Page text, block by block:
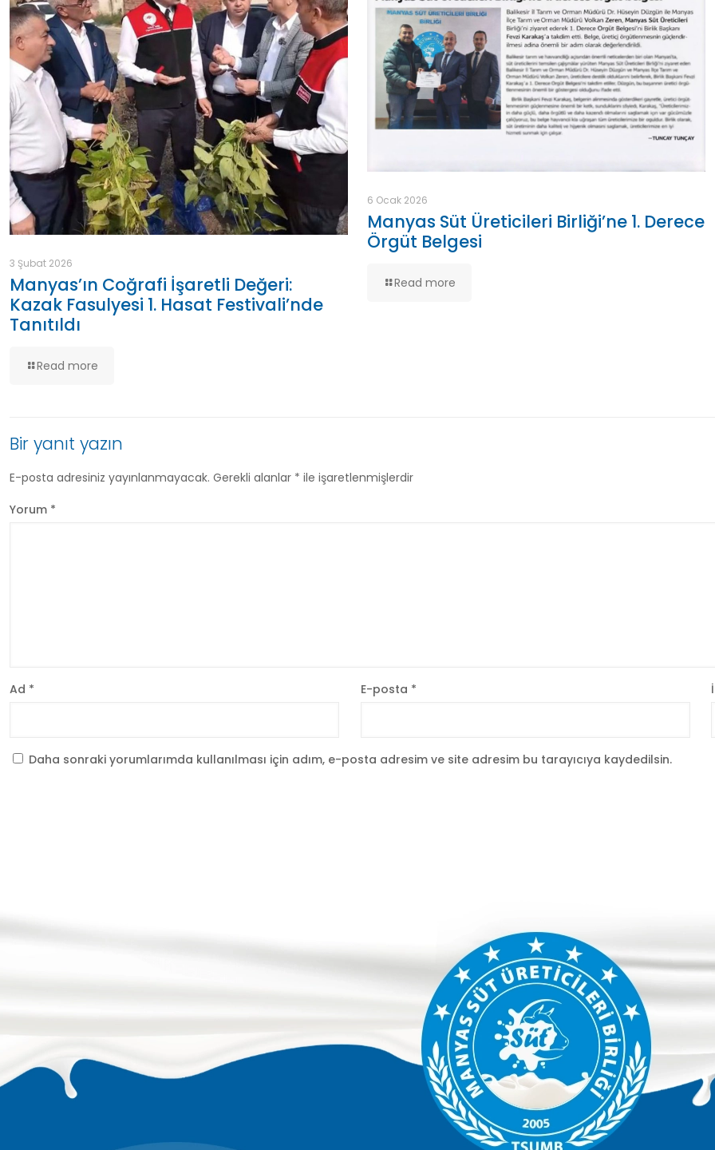
3 Şubat 2026
Manyas’ın Coğrafi İşaretli Değeri:
Kazak Fasulyesi 1. Hasat Festivali’nde
Tanıtıldı
Read more
6 Ocak 2026
Manyas Süt Üreticileri Birliği’ne 1. Derece
Örgüt Belgesi
Read more
Bir yanıt yazın
E-posta adresiniz yayınlanmayacak. Gerekli alanlar * ile işaretlenmişlerdir
Yorum *
Ad * E-posta *
Daha sonraki yorumlarımda kullanılması için adım, e-posta adresim ve site adresim bu tarayıcıya kaydedilsin.